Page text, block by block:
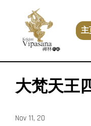
主
大梵天王
Nov 11, 20